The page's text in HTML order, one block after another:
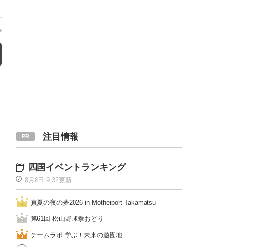
注目情報
四国イベントランキング
8月8日 9:32更新
真夏の夜の夢2026 in Motherport Takamatsu
第61回 松山野球拳おどり
チームラボ 学ぶ！未来の遊園地